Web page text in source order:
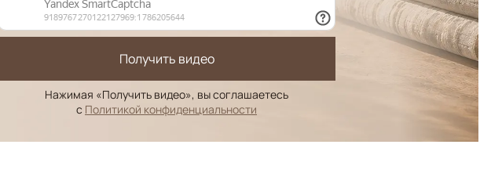
Получить видео
Нажимая «Получить видео», вы соглашаетесь
с Политикой конфиденциальности